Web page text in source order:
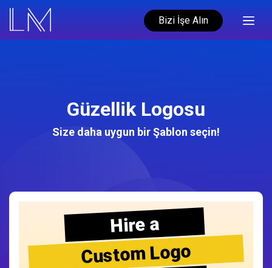
Bizi İşe Alın
Güzellik Logosu
Size daha uygun bir Şablon seçin!
Hire a
Custom Logo